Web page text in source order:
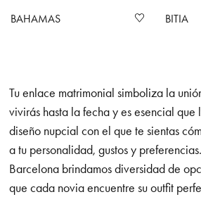
BAHAMAS
BITIA
Tu enlace matrimonial simboliza la
vivirás hasta la fecha y es esencial que
diseño nupcial con el que te sientas
a tu personalidad, gustos y
Barcelona brindamos diversidad de
que cada novia encuentre su outfit